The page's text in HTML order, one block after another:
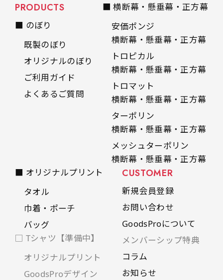
PRODUCTS
■ のぼり
既製のぼり
オリジナルのぼり
ご利用ガイド
よくあるご質問
■ 横断幕・懸垂幕・正方幕
安価ポンジ
横断幕・懸垂幕・正方幕
トロピカル
横断幕・懸垂幕・正方幕
トロマット
横断幕・懸垂幕・正方幕
ターポリン
横断幕・懸垂幕・正方幕
メッシュターポリン
横断幕・懸垂幕・正方幕
■ オリジナルプリント
タオル
巾着・ポーチ
バッグ
□ Tシャツ【準備中】
オリジナルプリント
GoodsProデザイン
CUSTOMER
新規会員登録
お問い合わせ
GoodsProについて
メンバーシップ特典
コラム
お知らせ